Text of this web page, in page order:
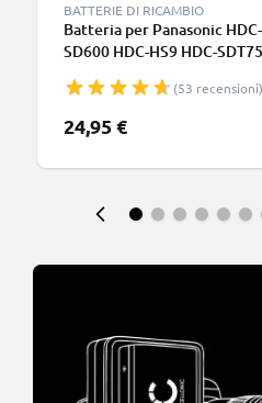
BATTERIE DI RICAMBIO
Batteria per Panasonic
SD600 HDC-HS9 HDC-
(2200mAh, 7.4V) marca(53 recensioni)
24,95 €